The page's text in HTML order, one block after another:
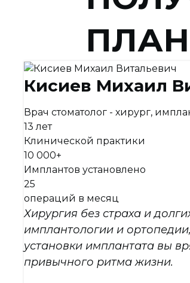
Кисиев Михаил
Врач стоматолог - хирург,
13 лет
Клинической практики
10 000+
Имплантов установлено
25
операций в месяц
Хирургия без страха и
имплантологии и
установки имплантата вы
привычного ритма жизни.